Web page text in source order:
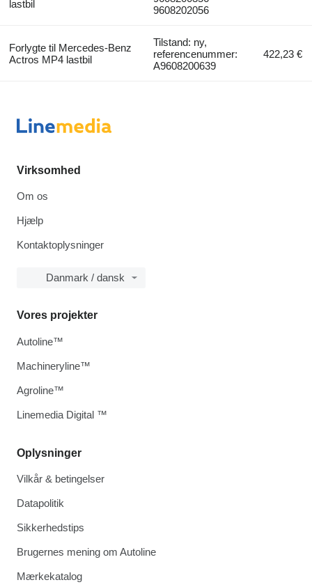
lastbil
9608202056
Forlygte til Mercedes-Benz
Actros MP4 lastbil
Tilstand: ny,
referencenummer:
A9608200639
422,23 €
Virksomhed
Om os
Hjælp
Kontaktoplysninger
Danmark / dansk
Oplysninger
Vilkår & betingelser
Datapolitik
Sikkerhedstips
Brugernes mening om Autoline
Mærkekatalog
Vores projekter
Autoline™
Machineryline™
Agroline™
Linemedia Digital ™